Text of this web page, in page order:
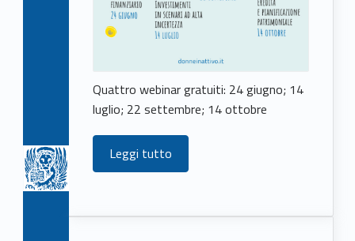
Quattro webinar gratuiti: 24 giugno; 14
luglio; 22 settembre; 14 ottobre
Leggi tutto